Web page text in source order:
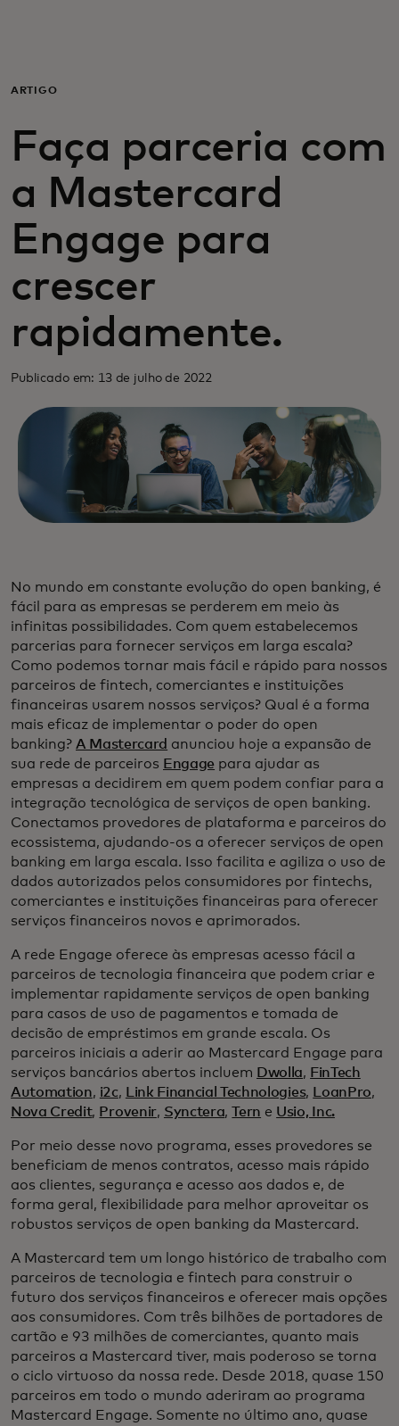
Para empresas
Para o mundo
Para inovadores
Notícias e tendências
ARTIGO
Faça parceria com
a Mastercard
Engage para
crescer
rapidamente.
Publicado em: 13 de julho de 2022
No mundo em constante evolução do open banking, é
fácil para as empresas se perderem em meio às
infinitas possibilidades. Com quem estabelecemos
parcerias para fornecer serviços em larga escala?
Como podemos tornar mais fácil e rápido para nossos
parceiros de fintech, comerciantes e instituições
financeiras usarem nossos serviços? Qual é a forma
mais eficaz de implementar o poder do open
banking? A Mastercard anunciou hoje a expansão de
sua rede de parceiros Engage para ajudar as
empresas a decidirem em quem podem confiar para a
integração tecnológica de serviços de open banking.
Conectamos provedores de plataforma e parceiros do
ecossistema, ajudando-os a oferecer serviços de open
banking em larga escala. Isso facilita e agiliza o uso de
dados autorizados pelos consumidores por fintechs,
comerciantes e instituições financeiras para oferecer
serviços financeiros novos e aprimorados.
A rede Engage oferece às empresas acesso fácil a
parceiros de tecnologia financeira que podem criar e
implementar rapidamente serviços de open banking
para casos de uso de pagamentos e tomada de
decisão de empréstimos em grande escala. Os
parceiros iniciais a aderir ao Mastercard Engage para
serviços bancários abertos incluem Dwolla, FinTech
Automation, i2c, Link Financial Technologies, LoanPro,
Nova Credit, Provenir, Synctera,Tern e Usio, Inc.
Por meio desse novo programa, esses provedores se
beneficiam de menos contratos, acesso mais rápido
aos clientes, segurança e acesso aos dados e, de
forma geral, flexibilidade para melhor aproveitar os
robustos serviços de open banking da Mastercard.
A Mastercard tem um longo histórico de trabalho com
parceiros de tecnologia e fintech para construir o
futuro dos serviços financeiros e oferecer mais opções
aos consumidores. Com três bilhões de portadores de
cartão e 93 milhões de comerciantes, quanto mais
parceiros a Mastercard tiver, mais poderoso se torna
o ciclo virtuoso da nossa rede. Desde 2018, quase 150
parceiros em todo o mundo aderiram ao programa
Mastercard Engage. Somente no último ano, quase